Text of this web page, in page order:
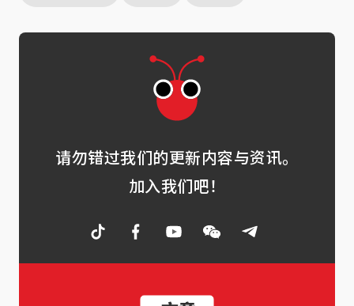
请勿错过我们的更新内容与资讯。
加入我们吧！